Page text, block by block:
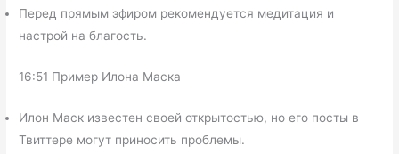
Перед прямым эфиром рекомендуется медитация и
настрой на благость.
16:51 Пример Илона Маска
Илон Маск известен своей открытостью, но его посты в
Твиттере могут приносить проблемы.